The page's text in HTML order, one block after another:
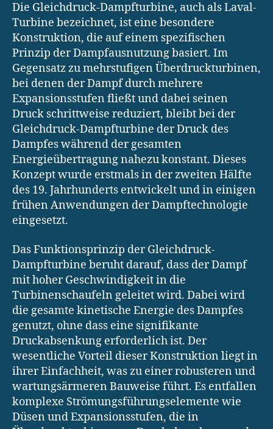
Die Gleichdruck-Dampfturbine, auch als Laval-
Turbine bezeichnet, ist eine besondere
Konstruktion, die auf einem spezifischen
Prinzip der Dampfausnutzung basiert. Im
Gegensatz zu mehrstufigen Überdruckturbinen,
bei denen der Dampf durch mehrere
Expansionsstufen fließt und dabei seinen
Druck schrittweise reduziert, bleibt bei der
Gleichdruck-Dampfturbine der Druck des
Dampfes während der gesamten
Energieübertragung nahezu konstant. Dieses
Konzept wurde erstmals in der zweiten Hälfte
des 19. Jahrhunderts entwickelt und in einigen
frühen Anwendungen der Dampftechnologie
eingesetzt.
Das Funktionsprinzip der Gleichdruck-
Dampfturbine beruht darauf, dass der Dampf
mit hoher Geschwindigkeit in die
Turbinenschaufeln geleitet wird. Dabei wird
die gesamte kinetische Energie des Dampfes
genutzt, ohne dass eine signifikante
Druckabsenkung erforderlich ist. Der
wesentliche Vorteil dieser Konstruktion liegt in
ihrer Einfachheit, was zu einer robusteren und
wartungsärmeren Bauweise führt. Es entfallen
komplexe Strömungsführungselemente wie
Düsen und Expansionsstufen, die in